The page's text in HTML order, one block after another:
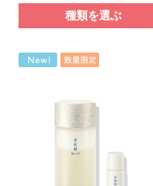
種類を選ぶ